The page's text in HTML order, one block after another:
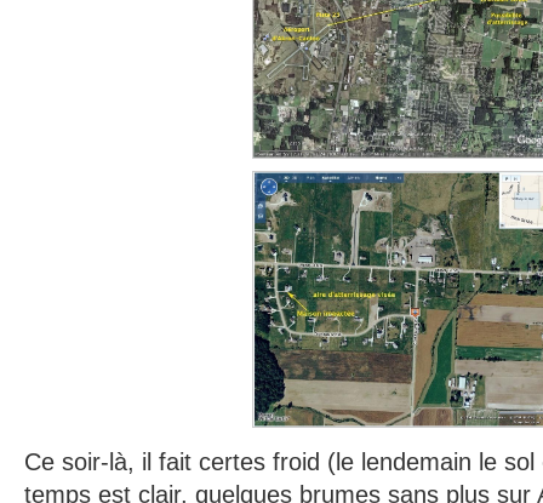
Ce soir-là, il fait certes froid (le lendemain le
temps est clair, quelques brumes sans plus sur